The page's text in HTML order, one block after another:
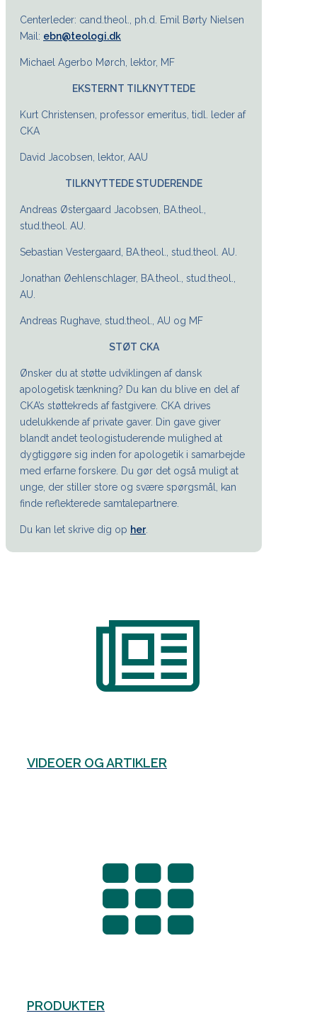
Centerleder: cand.theol., ph.d. Emil Børty Nielsen
Mail: ebn@teologi.dk
Michael Agerbo Mørch, lektor, MF
EKSTERNT TILKNYTTEDE
Kurt Christensen, professor emeritus, tidl. leder af
CKA
David Jacobsen, lektor, AAU
TILKNYTTEDE STUDERENDE
Andreas Østergaard Jacobsen, BA.theol.,
stud.theol. AU.
Sebastian Vestergaard, BA.theol., stud.theol. AU.
Jonathan Øehlenschlager, BA.theol., stud.theol.,
AU.
Andreas Rughave, stud.theol., AU og MF
STØT CKA
Ønsker du at støtte udviklingen af dansk
apologetisk tænkning? Du kan du blive en del af
CKA’s støttekreds af fastgivere. CKA drives
udelukkende af private gaver. Din gave giver
blandt andet teologistuderende mulighed at
dygtiggøre sig inden for apologetik i samarbejde
med erfarne forskere. Du gør det også muligt at
unge, der stiller store og svære spørgsmål, kan
finde reflekterede samtalepartnere.
Du kan let skrive dig op her.
VIDEOER OG ARTIKLER
PRODUKTER